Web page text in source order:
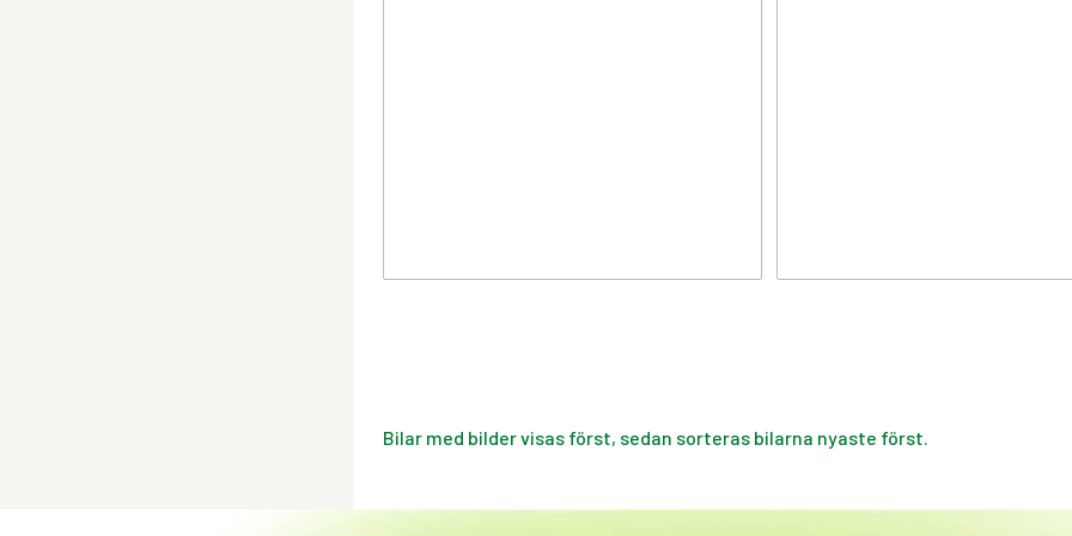
Bilar med bilder visas först, sedan sorteras bilarna nyaste först.